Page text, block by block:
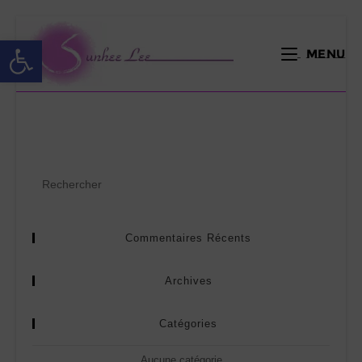
Ouvrir la barre d’outils Menu
Commentaires Récents
Archives
Catégories